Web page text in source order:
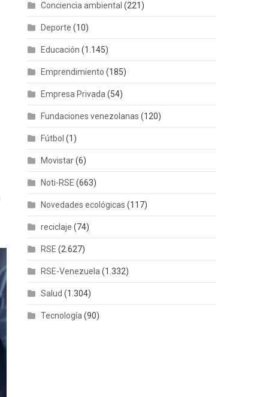
Conciencia ambiental (221)
Deporte (10)
Educación (1.145)
Emprendimiento (185)
Empresa Privada (54)
Fundaciones venezolanas (120)
Fútbol (1)
Movistar(6)
Noti-RSE (663)
Novedades ecológicas (117)
reciclaje (74)
RSE (2.627)
RSE-Venezuela (1.332)
Salud (1.304)
Tecnología (90)